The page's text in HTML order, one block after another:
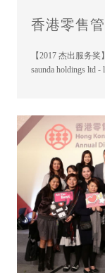
香港零售
【2017 杰出服务
saunda holdings ltd -